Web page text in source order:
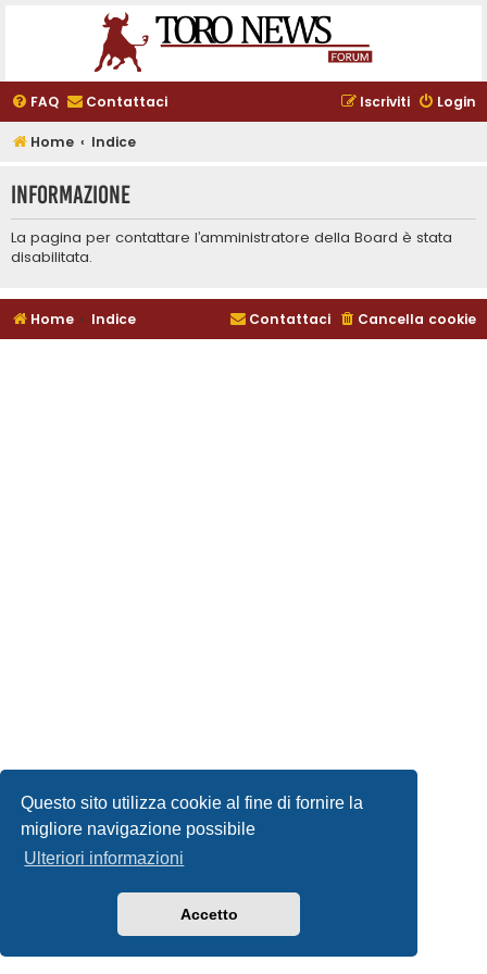
Questo sito utilizza cookie al fine di fornire la
migliore navigazione possibile
Ulteriori informazioni
Accetto
FAQ Contattaci Login
Iscriviti
Home Indice
Informazione
La pagina per contattare l’amministratore della Board è stata
disabilitata.
Home Indice Cancella cookie
Contattaci